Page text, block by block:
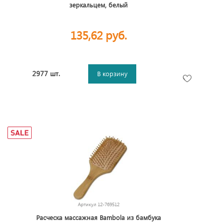
зеркальцем, белый
135,62 руб.
2977 шт. В корзину
Артикул 12-769512
Расческа массажная Bambola из бамбука